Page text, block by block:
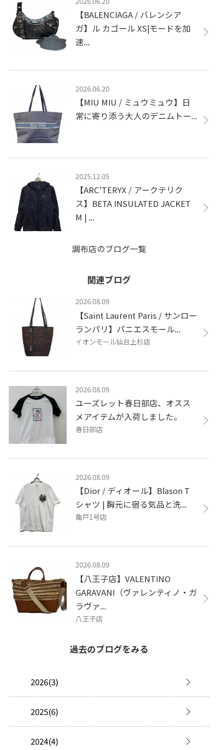
【BALENCIAGA / バレンシア
ガ】ル カゴール XS|モードを加
速...
2026.06.20
【MIU MIU / ミュウミュウ】日
常に寄り添う大人のデニムトー...
2025.12.05
【ARC'TERYX / アークテリク
ス】BETA INSULATED JACKET
M | ...
調布店のブログ一覧
関連ブログ
2026.08.09
【Saint Laurent Paris / サンロー
ランパリ】パニエスモール...
イオンモール仙台上杉店
2026.08.09
ユーズレット春日部店、オスス
メアイテムが入荷しました。
春日部店
2026.08.09
【Dior / ディオール】Blason T
シャツ | 胸元に宿る気品と洗...
亀戸1号店
2026.08.09
【八王子店】VALENTINO
GARAVANI（ヴァレンティノ・ガ
ラヴァ...
八王子店
過去のブログをみる
2026(3)
2025(6)
2024(4)